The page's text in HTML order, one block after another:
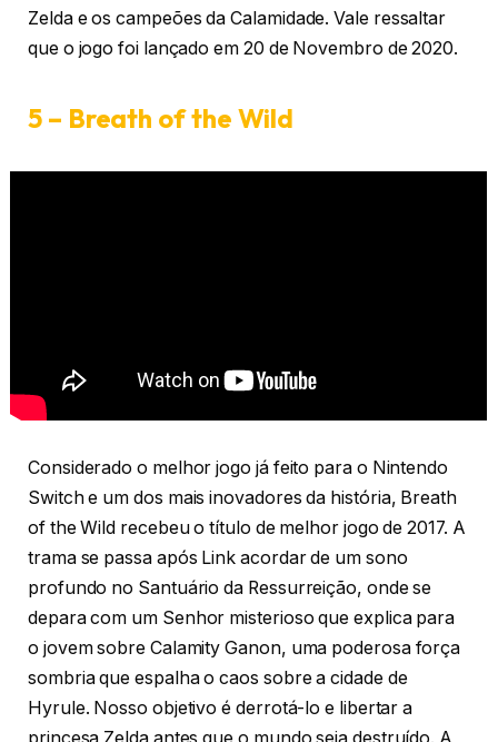
Zelda e os campeões da Calamidade. Vale ressaltar
que o jogo foi lançado em 20 de Novembro de 2020.
5 – Breath of the Wild
Considerado o melhor jogo já feito para o Nintendo
Switch e um dos mais inovadores da história, Breath
of the Wild recebeu o título de melhor jogo de 2017. A
trama se passa após Link acordar de um sono
profundo no Santuário da Ressurreição, onde se
depara com um Senhor misterioso que explica para
o jovem sobre Calamity Ganon, uma poderosa força
sombria que espalha o caos sobre a cidade de
Hyrule. Nosso objetivo é derrotá-lo e libertar a